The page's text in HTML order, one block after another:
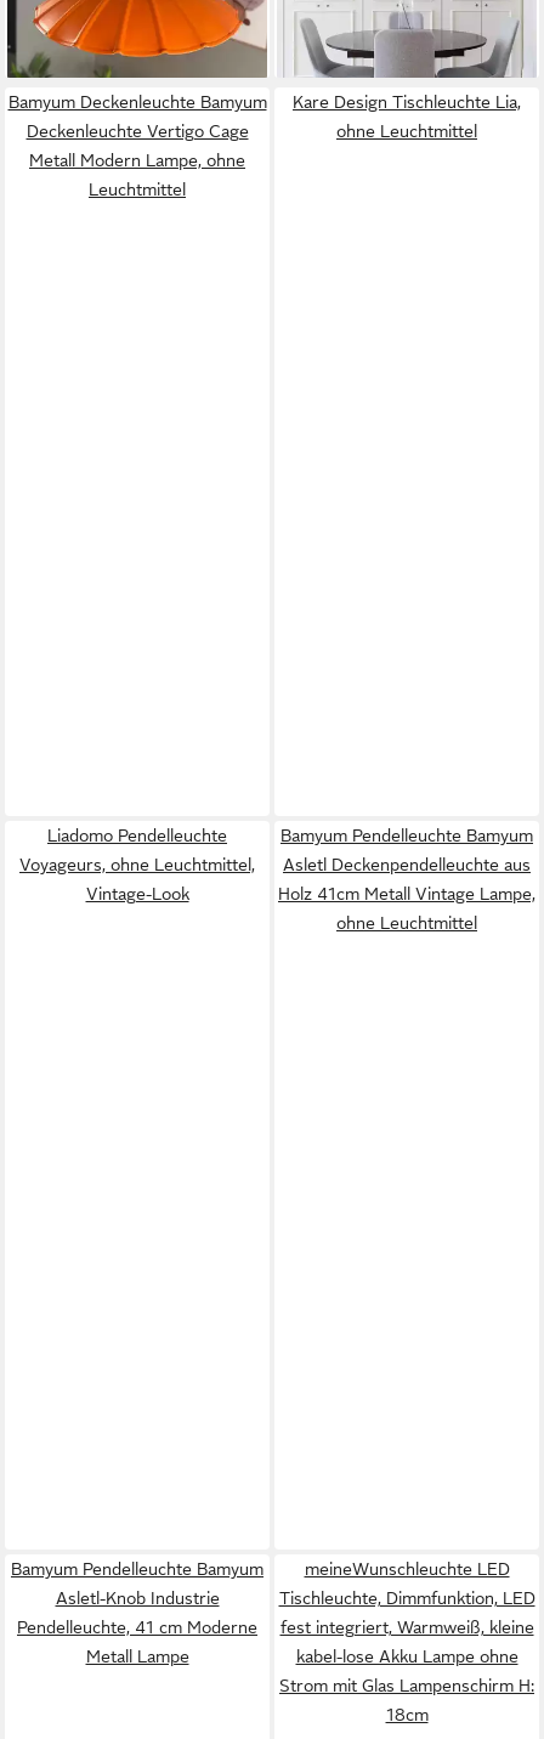
lieferbar - in 3-4 Werktagen bei dir lieferbar - in 3-4 Werktagen bei dir
Bamyum Deckenleuchte Bamyum
Deckenleuchte Vertigo Cage
Metall Modern Lampe, ohne
Leuchtmittel
Kare Design Tischleuchte Lia,
ohne Leuchtmittel
Liadomo Pendelleuchte
Voyageurs, ohne Leuchtmittel,
Vintage-Look
Bamyum Pendelleuchte Bamyum
Asletl Deckenpendelleuchte aus
Holz 41cm Metall Vintage Lampe,
ohne Leuchtmittel
Bamyum Pendelleuchte Bamyum
Asletl-Knob Industrie
Pendelleuchte, 41 cm Moderne
Metall Lampe
meineWunschleuchte LED
Tischleuchte, Dimmfunktion, LED
fest integriert, Warmweiß, kleine
kabel-lose Akku Lampe ohne
Strom mit Glas Lampenschirm H:
18cm